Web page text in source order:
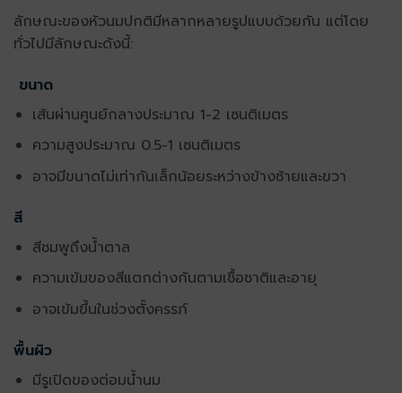
ลักษณะของหัวนมปกติมีหลากหลายรูปแบบด้วยกัน แต่โดย
ทั่วไปมีลักษณะดังนี้:
ขนาด
เส้นผ่านศูนย์กลางประมาณ 1-2 เซนติเมตร
ความสูงประมาณ 0.5-1 เซนติเมตร
อาจมีขนาดไม่เท่ากันเล็กน้อยระหว่างข้างซ้ายและขวา
สี
สีชมพูถึงน้ำตาล
ความเข้มของสีแตกต่างกันตามเชื้อชาติและอายุ
อาจเข้มขึ้นในช่วงตั้งครรภ์
พื้นผิว
มีรูเปิดของต่อมน้ำนม